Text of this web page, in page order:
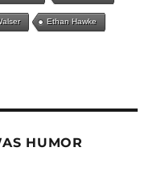
Ethan Hawke
HUMOR